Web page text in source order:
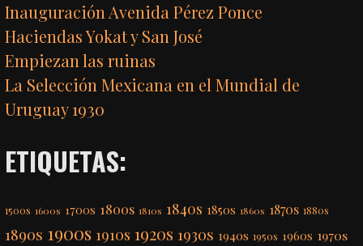
Inauguración Avenida Pérez Ponce
Haciendas Yokat y San José
Empiezan las ruinas
La Selección Mexicana en el Mundial de
Uruguay 1930
ETIQUETAS:
1500s 1600s 1700s 1800s 1810s 1840s 1850s 1860s 1870s 1880s
1890s 1900s 1910s 1920s 1930s 1940s 1950s 1960s 1970s